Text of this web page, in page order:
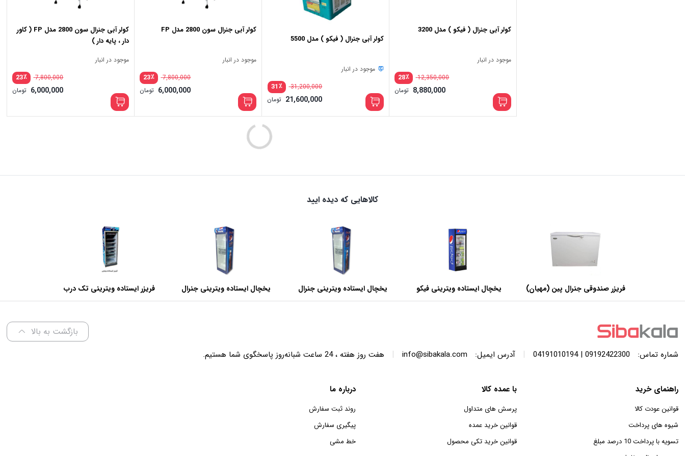
کولر آبی جنرال ( فیکو ) مدل 3200
موجود در انبار
٪28 12,350,000
8,880,000 تومان
کولر آبی جنرال ( فیکو ) مدل 5500
موجود در انبار
٪31 31,200,000
قیمت
اصلی:
31,200,000 تومان
بود.
21,600,000 تومان
قیمت
فعلی:
21,600,000 تومان.
کولر آبی جنرال سون 2800 مدل FP
موجود در انبار
٪23 7,800,000
6,000,000 تومان
کولر آبی جنرال سون 2800 مدل FP ( کاور
دار ، پایه دار )
موجود در انبار
٪23 7,800,000
6,000,000 تومان
کالاهایی که دیده ایید
فریزر صندوقی جنرال پین (مهیان)
با ظرفیت 440 لیتر
یخچال ایستاده ویترینی فیکو
عرض 60 سانتی متر
یخچال ایستاده ویترینی جنرال
عرض 60 سانتی متر
یخچال ایستاده ویترینی جنرال
عرض 70 سانتی متر
فریزر ایستاده ویترینی تک درب
عرض 70 سانتی متر
بازگشت به بالا
شماره تماس: 09192422300 | 04191010194
| آدرس ایمیل: info@sibakala.com
| هفت روز هفته ، 24 ساعت شبانه‌روز پاسخگوی شما هستیم.
راهنمای خرید
قوانین عودت کالا
شیوه های پرداخت
تسویه با پرداخت 10 درصد مبلغ
با عمده کالا
پرسش های متداول
قوانین خرید عمده
قوانین خرید تکی محصول
درباره ما
روند ثبت سفارش
پیگیری سفارش
خط مشی